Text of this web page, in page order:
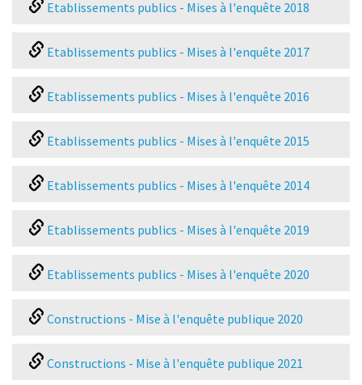
Etablissements publics - Mises à l'enquête 2018
Etablissements publics - Mises à l'enquête 2017
Etablissements publics - Mises à l'enquête 2016
Etablissements publics - Mises à l'enquête 2015
Etablissements publics - Mises à l'enquête 2014
Etablissements publics - Mises à l'enquête 2019
Etablissements publics - Mises à l'enquête 2020
Constructions - Mise à l'enquête publique 2020
Constructions - Mise à l'enquête publique 2021